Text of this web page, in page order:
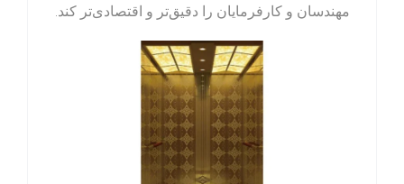
مهندسان و کارفرمایان را دقیق‌تر و اقتصادی‌تر کند.